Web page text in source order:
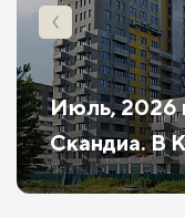
Июль, 2026
Скандиа. В